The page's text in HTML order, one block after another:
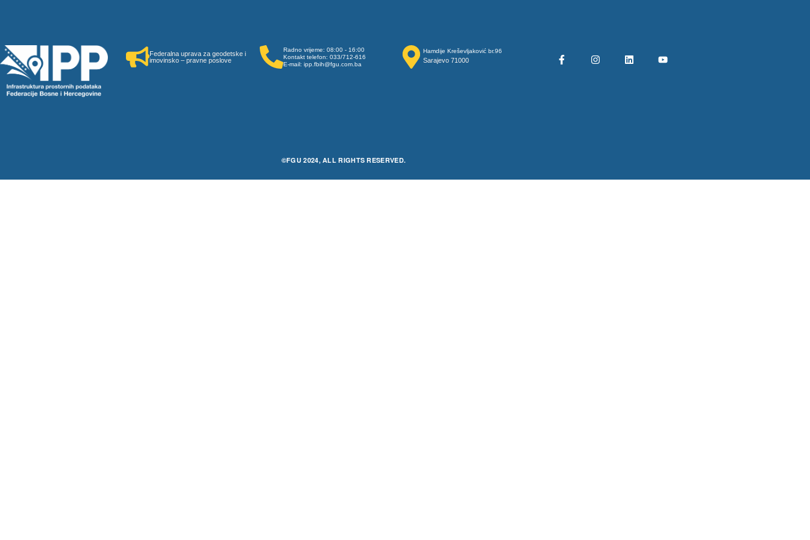
Federalna uprava za geodetske i
imovinsko – pravne poslove
Radno vrijeme: 08:00 - 16:00
Kontakt telefon: 033/712-616
E-mail: ipp.fbih@fgu.com.ba
Hamdije Kreševljaković br.96
Sarajevo 71000
©FGU 2024, ALL RIGHTS RESERVED.